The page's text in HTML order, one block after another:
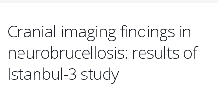
Cranial imaging findings in
neurobrucellosis: results of
Istanbul-3 study